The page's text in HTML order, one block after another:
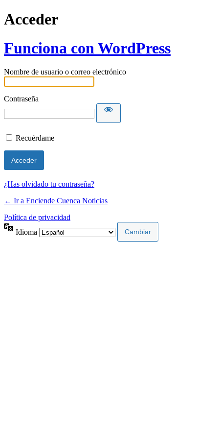
Acceder
Funciona con WordPress
Nombre de usuario o correo electrónico
Contraseña
Recuérdame
¿Has olvidado tu contraseña?
← Ir a Enciende Cuenca Noticias
Política de privacidad
Idioma